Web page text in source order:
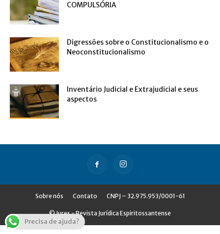
COMPULSÓRIA
Digressões sobre o Constitucionalismo e o
Neoconstitucionalismo
Inventário Judicial e Extrajudicial e seus
aspectos
Sobre nós Contato CNPJ – 32.975.953/0001-61
© Jures - Revista Jurídica Espiritossantense
Precisa de ajuda?